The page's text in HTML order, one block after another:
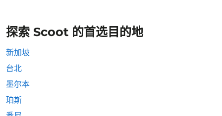
探索 Scoot 的首选目的地
新加坡
台北
墨尔本
珀斯